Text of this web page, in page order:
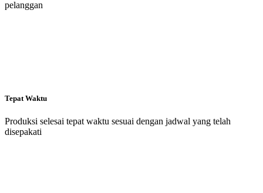
pelanggan
Tepat Waktu
Produksi selesai tepat waktu sesuai dengan jadwal yang telah
disepakati